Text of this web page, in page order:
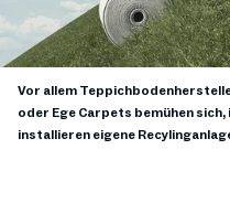
Vor allem
oder Ege Carpets bemühen
installieren eigene